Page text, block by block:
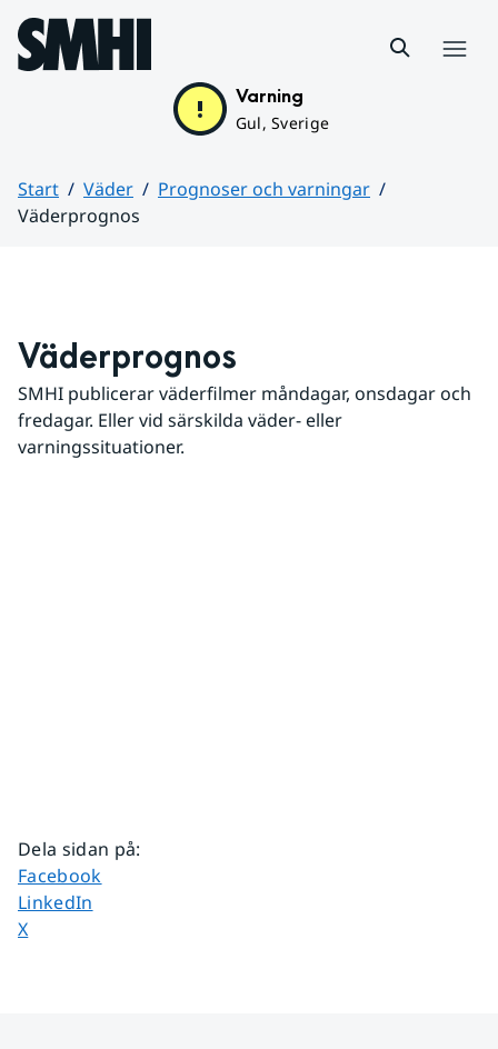
Hoppa till sidans innehåll
Varning
Gul, Sverige
Start Väder
Prognoser och varningar
Väderprognos
Väderprognos
SMHI publicerar väderfilmer måndagar, onsdagar och
fredagar. Eller vid särskilda väder- eller
varningssituationer.
Dela sidan på:
Dela sidan på
Facebook
Dela sidan på
LinkedIn
Dela sidan på
X